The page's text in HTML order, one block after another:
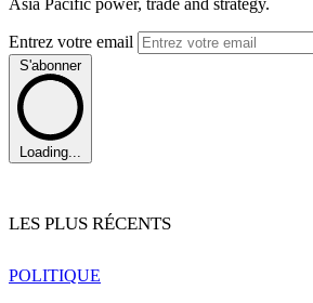
Asia Pacific power, trade and strategy.
Entrez votre email
S'abonner
Loading...
LES PLUS RÉCENTS
POLITIQUE